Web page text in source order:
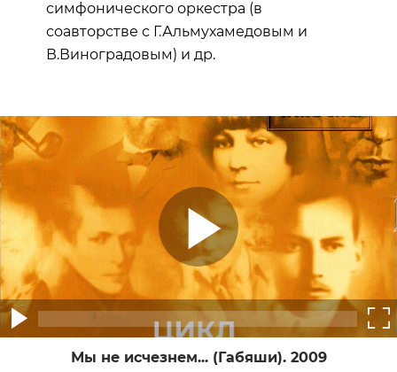
симфонического оркестра (в
соавторстве с Г.Альмухамедовым и
В.Виноградовым) и др.
Мы не исчезнем... (Габяши). 2009